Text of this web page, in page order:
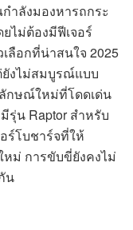
ำลังมองหารถกระ
ไม่ต้องมีฟีเจอร์
ลือกที่น่าสนใจ 2025
ยังไม่สมบูรณ์แบบ
กษณ์ใหม่ที่โดดเด่น
รุ่น Raptor สำหรับ
ร์โบชาร์จที่ให้
ม่ การขับขี่ยังคงไม่
น